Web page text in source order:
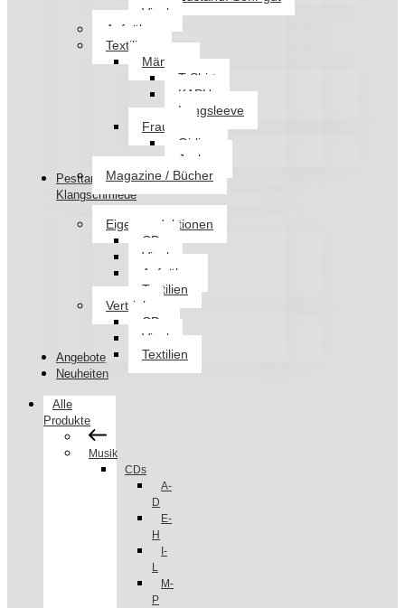
Vinyl
Aufnäher
Textilien
Männer
T-Shirt
KAPU
Longsleeve
Frauen
Girlies
Jacken
Magazine / Bücher
Pesttanz
Klangschmiede
Eigenproduktionen
CDs
Vinyl
Aufnäher
Textilien
Vertrieb
CDs
Vinyl
Textilien
Angebote
Neuheiten
Alle
Produkte
Musik
CDs
A-
D
E-
H
I-
L
M-
P